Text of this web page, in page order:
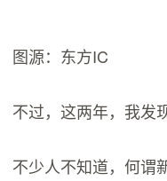
图源：东方IC
不过，这两年，我发
不少人不知道，何谓